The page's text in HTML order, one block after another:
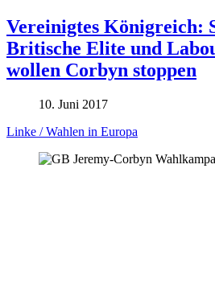
Vereinigtes Königreich:
Britische Elite und
wollen Corbyn stoppen
10. Juni 2017
Linke / Wahlen in Europa